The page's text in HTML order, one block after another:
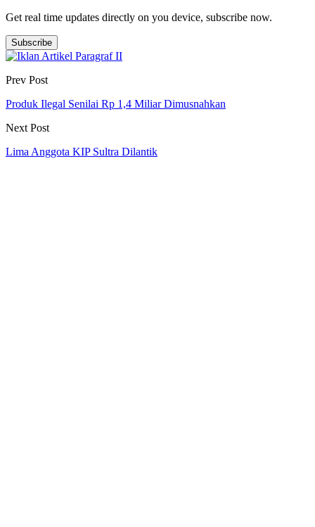
Get real time updates directly on you device, subscribe now.
Subscribe
Prev Post
Produk Ilegal Senilai Rp 1,4 Miliar Dimusnahkan
Next Post
Lima Anggota KIP Sultra Dilantik